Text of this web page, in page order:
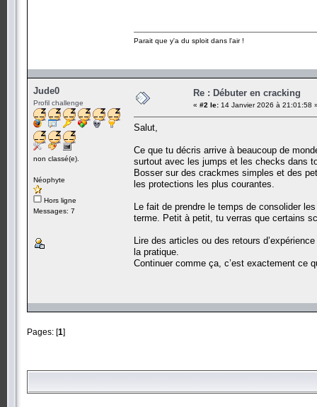
Parait que y'a du sploit dans l'air !
Jude0
Profil challenge
non classé(e).
Néophyte
Hors ligne
Messages: 7
Re : Débuter en cracking
« #2 le: 14 Janvier 2026 à 21:01:58
Salut,
Ce que tu décris arrive à beaucoup de
surtout avec les jumps et les checks dans
Bosser sur des crackmes simples et des
les protections les plus courantes.
Le fait de prendre le temps de consolider
terme. Petit à petit, tu verras que certains
Lire des articles ou des retours
la pratique.
Continuer comme ça, c’est exactement ce
Pages: [1]